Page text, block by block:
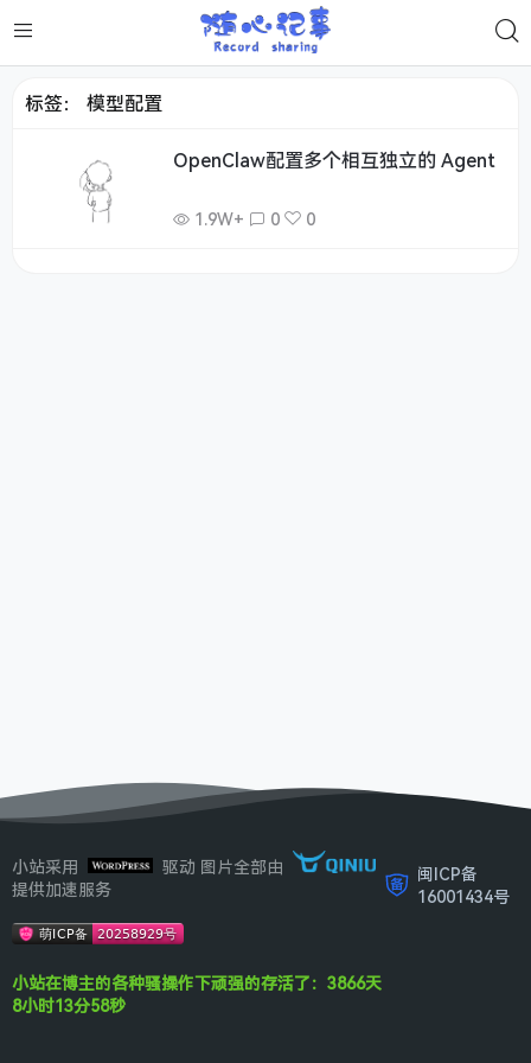
标签： 模型配置
OpenClaw配置多个相互独立的 Agent
1.9W+ 0 0
小站采用
驱动 图片全部由
提供加速服务
小站在博主的各种骚操作下顽强的存活了：3866天
8小时13分58秒
闽ICP备
16001434号